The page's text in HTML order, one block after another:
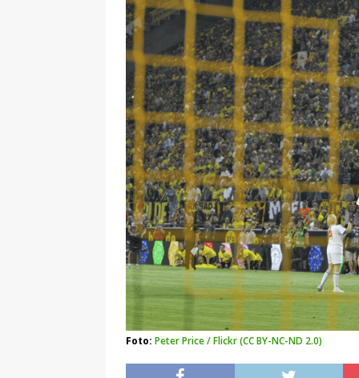
Foto: Peter Price / Flickr (CC BY-NC-ND 2.0)